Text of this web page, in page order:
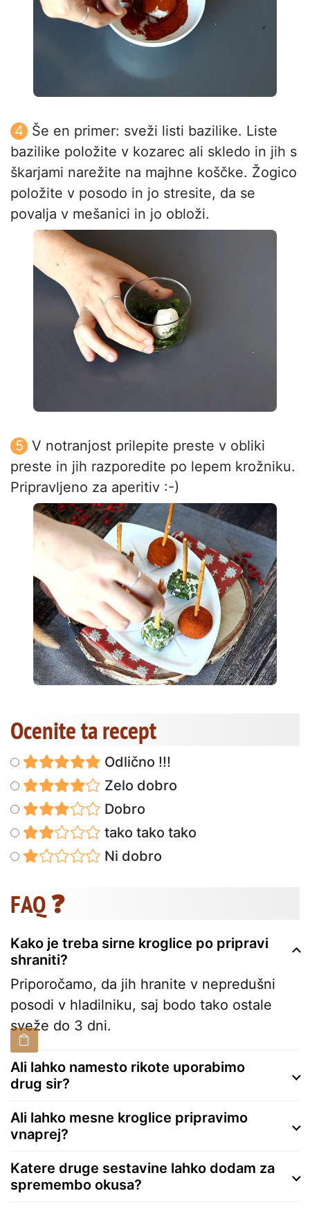
Še en primer: sveži listi bazilike. Liste
bazilike položite v kozarec ali skledo in jih s
škarjami narežite na majhne koščke. Žogico
položite v posodo in jo stresite, da se
povalja v mešanici in jo obloži.
V notranjost prilepite preste v obliki
preste in jih razporedite po lepem krožniku.
Pripravljeno za aperitiv :-)
Ocenite ta recept
Odlično !!!
Zelo dobro
Dobro
tako tako tako
Ni dobro
FAQ ❓
Kako je treba sirne kroglice po pripravi
shraniti?
Priporočamo, da jih hranite v nepredušni
posodi v hladilniku, saj bodo tako ostale
sveže do 3 dni.
Ali lahko namesto rikote uporabimo
drug sir?
Ali lahko mesne kroglice pripravimo
vnaprej?
Katere druge sestavine lahko dodam za
spremembo okusa?